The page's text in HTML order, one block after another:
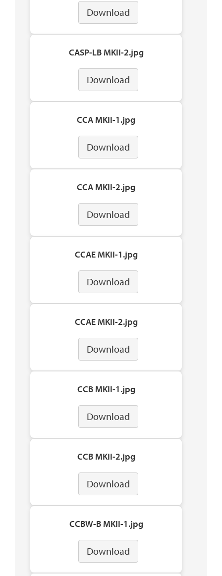
Download
CASP-LB MKII-2.jpg
Download
CCA MKII-1.jpg
Download
CCA MKII-2.jpg
Download
CCAE MKII-1.jpg
Download
CCAE MKII-2.jpg
Download
CCB MKII-1.jpg
Download
CCB MKII-2.jpg
Download
CCBW-B MKII-1.jpg
Download